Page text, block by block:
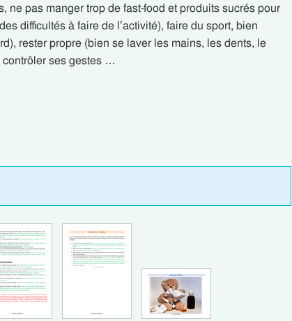
ne pas manger trop de fast-food et produits sucrés pour
difficultés à faire de l’activité), faire du sport, bien
rester propre (bien se laver les mains, les dents, le
contrôler ses gestes …